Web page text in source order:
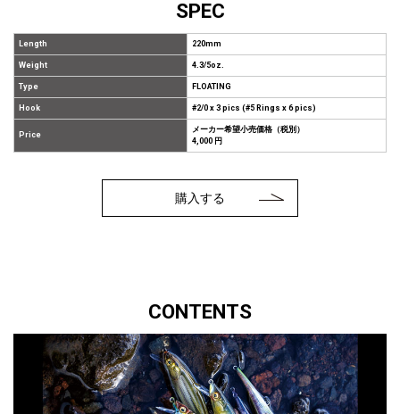
SPEC
Length 220mm
Weight 4.3/5oz.
Type FLOATING
Hook #2/0 x 3 pics (#5 Rings x 6 pics)
Price
メーカー希望小売価格（税別）
4,000 円
購入する
CONTENTS